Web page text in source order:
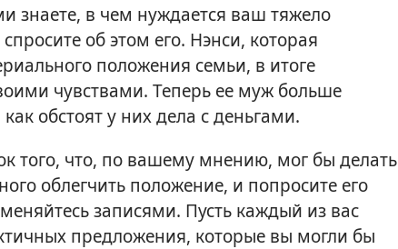
знаете, в чем нуждается ваш тяжело
об этом его. Нэнси, которая
положения семьи, в итоге
чувствами. Теперь ее муж больше
обстоят у них дела с деньгами.
того, что, по вашему мнению, мог бы делать
облегчить положение, и попросите его
записями. Пусть каждый из вас
предложения, которые вы могли бы